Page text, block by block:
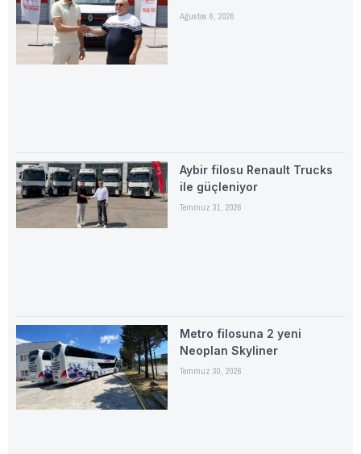
Ağustos 6, 2026
Aybir filosu Renault Trucks
ile güçleniyor
Temmuz 31, 2026
Metro filosuna 2 yeni
Neoplan Skyliner
Temmuz 30, 2026